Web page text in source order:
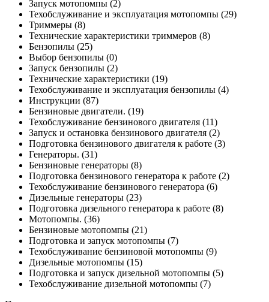
Запуск мотопомпы (2)
Техобслуживание и эксплуатация мотопомпы (29)
Триммеры (8)
Технические характеристики триммеров (8)
Бензопилы (25)
Выбор бензопилы (0)
Запуск бензопилы (2)
Технические характеристики (19)
Техобслуживание и эксплуатация бензопилы (4)
Инструкции (87)
Бензиновые двигатели. (19)
Техобслуживание бензинового двигателя (11)
Запуск и остановка бензинового двигателя (2)
Подготовка бензинового двигателя к работе (3)
Генераторы. (31)
Бензиновые генераторы (8)
Подготовка бензинового генератора к работе (2)
Техобслуживание бензинового генератора (6)
Дизельные генераторы (23)
Подготовка дизельного генератора к работе (8)
Мотопомпы. (36)
Бензиновые мотопомпы (21)
Подготовка и запуск мотопомпы (7)
Техобслуживание бензиновой мотопомпы (9)
Дизельные мотопомпы (15)
Подготовка и запуск дизельной мотопомпы (5)
Техобслуживание дизельной мотопомпы (7)